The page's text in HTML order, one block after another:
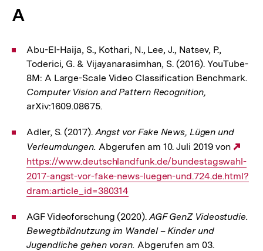
A
Abu-El-Haija, S., Kothari, N., Lee, J., Natsev, P.,
Toderici, G. & Vijayanarasimhan, S. (2016). YouTube-
8M: A Large-Scale Video Classification Benchmark.
Computer Vision and Pattern Recognition,
arXiv:1609.08675.
Adler, S. (2017).Angst vor Fake News, Lügen und
Verleumdungen. Abgerufen am 10. Juli 2019 von
https://www.deutschlandfunk.de/bundestagswahl-
2017-angst-vor-fake-news-luegen-und.724.de.html?
dram:article_id=380314
AGF Videoforschung (2020).AGF GenZ Videostudie.
Bewegtbildnutzung im Wandel – Kinder und
Jugendliche gehen voran. Abgerufen am 03.